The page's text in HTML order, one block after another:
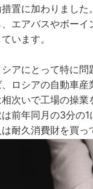
置に加わりました
、エアバスやボー
ています。
シアにとって特に
、ロシアの自動車
相次いで工場の操
前年同月の3分の1
は耐久消費財を買